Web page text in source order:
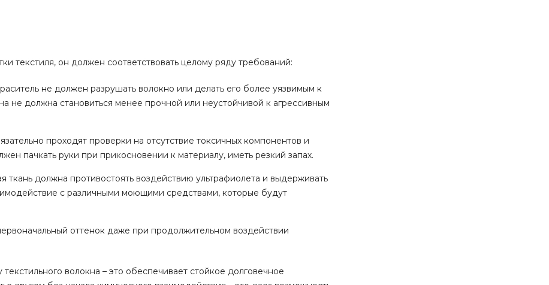
текстиля, он должен соответствовать целому ряду требований:
не должен разрушать волокно или делать его более уязвимым к
должна становиться менее прочной или неустойчивой к агрессивным
проходят проверки на отсутствие токсичных компонентов и
пачкать руки при прикосновении к материалу, иметь резкий запах.
ткань должна противостоять воздействию ультрафиолета и выдерживать
с различными моющими средствами, которые будут
оттенок даже при продолжительном воздействии
волокна – это обеспечивает стойкое долговечное